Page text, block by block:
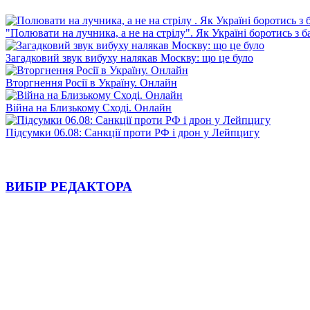
"Полювати на лучника, а не на стрілу". Як Україні боротись з
Загадковий звук вибуху налякав Москву: що це було
Вторгнення Росії в Україну. Онлайн
Війна на Близькому Сході. Онлайн
Підсумки 06.08: Санкції проти РФ і дрон у Лейпцигу
ВИБІР РЕДАКТОРА